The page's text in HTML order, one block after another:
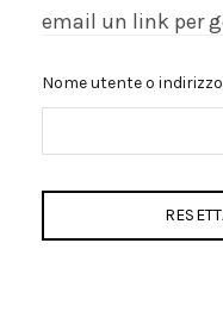
email un link per
Nome utente o